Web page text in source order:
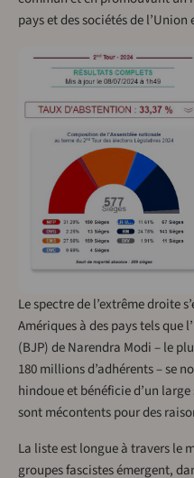
pays et des sociétés de l’Union
Le spectre de l’extrême droite
Amériques à des pays tels que
(BJP) de Narendra Modi – le
180 millions d’adhérents – se
hindoue et bénéficie d’un
sont mécontents pour des
La liste est longue à travers le
groupes fascistes émergent,